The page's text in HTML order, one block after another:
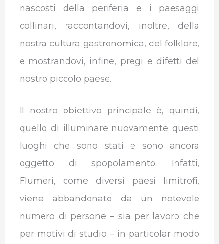
nascosti della periferia e i paesaggi
collinari, raccontandovi, inoltre, della
nostra cultura gastronomica, del folklore,
e mostrandovi, infine, pregi e difetti del
nostro piccolo paese.
Il nostro obiettivo principale è, quindi,
quello di illuminare nuovamente questi
luoghi che sono stati e sono ancora
oggetto di spopolamento. Infatti,
Flumeri, come diversi paesi limitrofi,
viene abbandonato da un notevole
numero di persone – sia per lavoro che
per motivi di studio – in particolar modo